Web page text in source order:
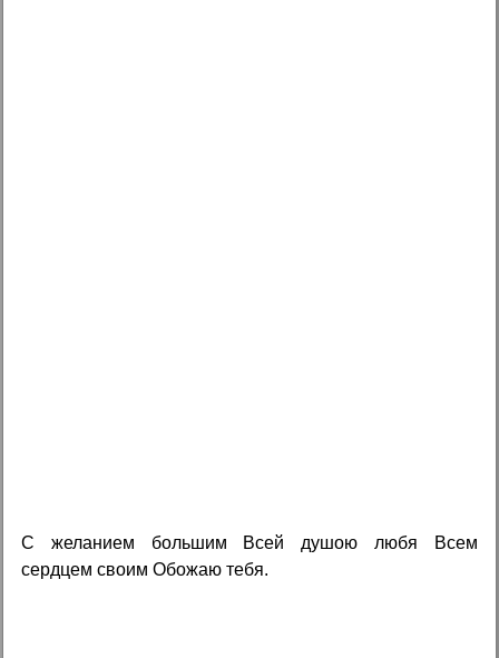
С желанием большим Всей душою любя Всем
сердцем своим Обожаю тебя.